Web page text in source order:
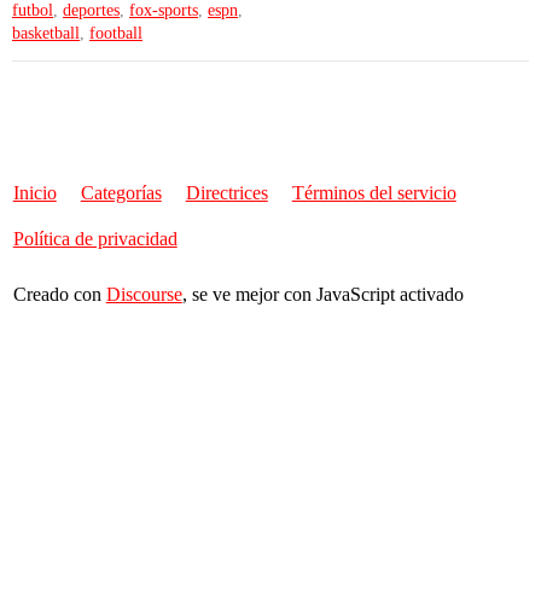
futbol, deportes, fox-sports, espn,
basketball, football
Inicio Categorías Directrices Términos del servicio
Política de privacidad
Creado con Discourse, se ve mejor con JavaScript activado